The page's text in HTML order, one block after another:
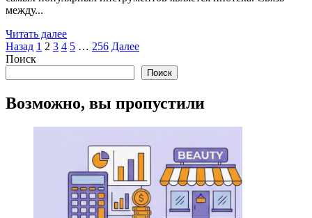
между...
Читать далееRead
more
купли-
и
Пагинация
записей
Назад 1 2 3 4 5 … 256 Далее
Поиск
Поиск
Возможно, вы пропустили